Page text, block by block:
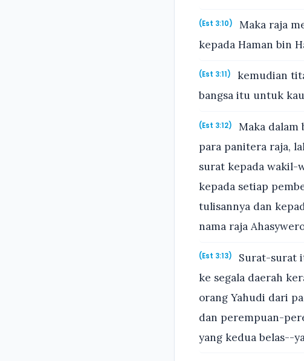
(Est 3:10)
Maka raja
kepada Haman bin
(Est 3:11)
kemudian
bangsa itu untuk
(Est 3:12)
Maka dalam
para panitera raja,
surat kepada wakil-
kepada setiap
tulisannya dan
nama raja
(Est 3:13)
Surat-surat
ke segala daerah
orang Yahudi dari
dan perempuan-
yang kedua belas--